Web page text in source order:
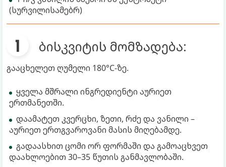
(სურვილისამებრ)
ბისკვიტის მომზადება:
გააცხელეთ ღუმელი 180°C-ზე.
ყველა მშრალი ინგრედიენტი აურიეთ
ერთმანეთში.
დაამატეთ კვერცხი, ზეთი, რძე და ვანილი –
აურიეთ ერთგვაროვანი მასის მიღებამდე.
გადაასხით ცომი ორ ფორმაში და გამოაცხვეთ
დაახლოებით 30–35 წუთის განმავლობაში.